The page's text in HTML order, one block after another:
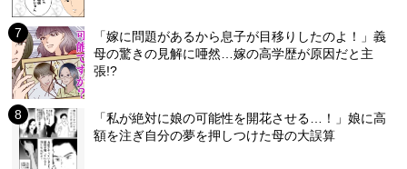
「嫁に問題があるから息子が目移りしたのよ！」義
母の驚きの見解に唖然…嫁の高学歴が原因だと主
張!?
「私が絶対に娘の可能性を開花させる…！」娘に高
額を注ぎ自分の夢を押しつけた母の大誤算